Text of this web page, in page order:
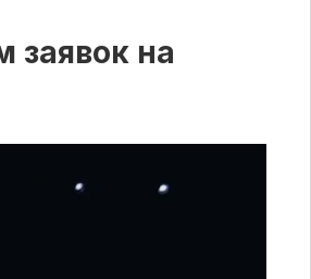
заявок на